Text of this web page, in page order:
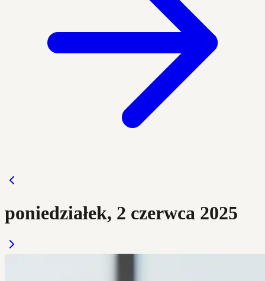
poniedziałek, 2 czerwca 2025